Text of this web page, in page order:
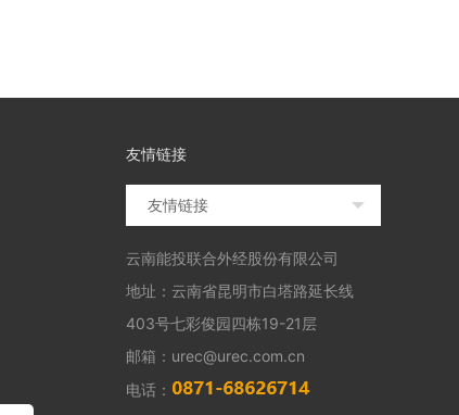
友情链接
友情链接
云南能投联合外经股份有限公司
地址：云南省昆明市白塔路延长线
403号七彩俊园四栋19-21层
邮箱：urec@urec.com.cn
电话：